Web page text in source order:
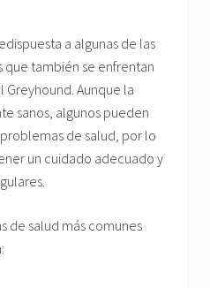
a algunas de las
que también se enfrentan
Aunque la
sanos, algunos pueden
de salud, por lo
un cuidado adecuado y
de salud más comunes